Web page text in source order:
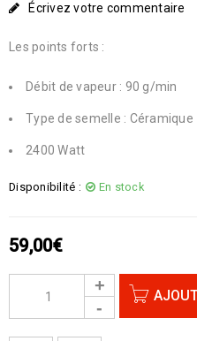
Écrivez votre commentaire
Les points forts :
Débit de vapeur : 90 g/min
Type de semelle : Céramique
2400 Watt
Disponibilité : En stock
59,00€